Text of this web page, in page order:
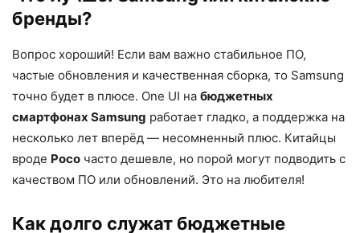
бренды?
Вопрос хороший! Если вам важно стабильное ПО,
частые обновления и качественная сборка, то Samsung
точно будет в плюсе. One UI на бюджетных
смартфонах Samsung работает гладко, а поддержка на
несколько лет вперёд — несомненный плюс. Китайцы
вроде Poco часто дешевле, но порой могут подводить с
качеством ПО или обновлений. Это на любителя!
Как долго служат бюджетные